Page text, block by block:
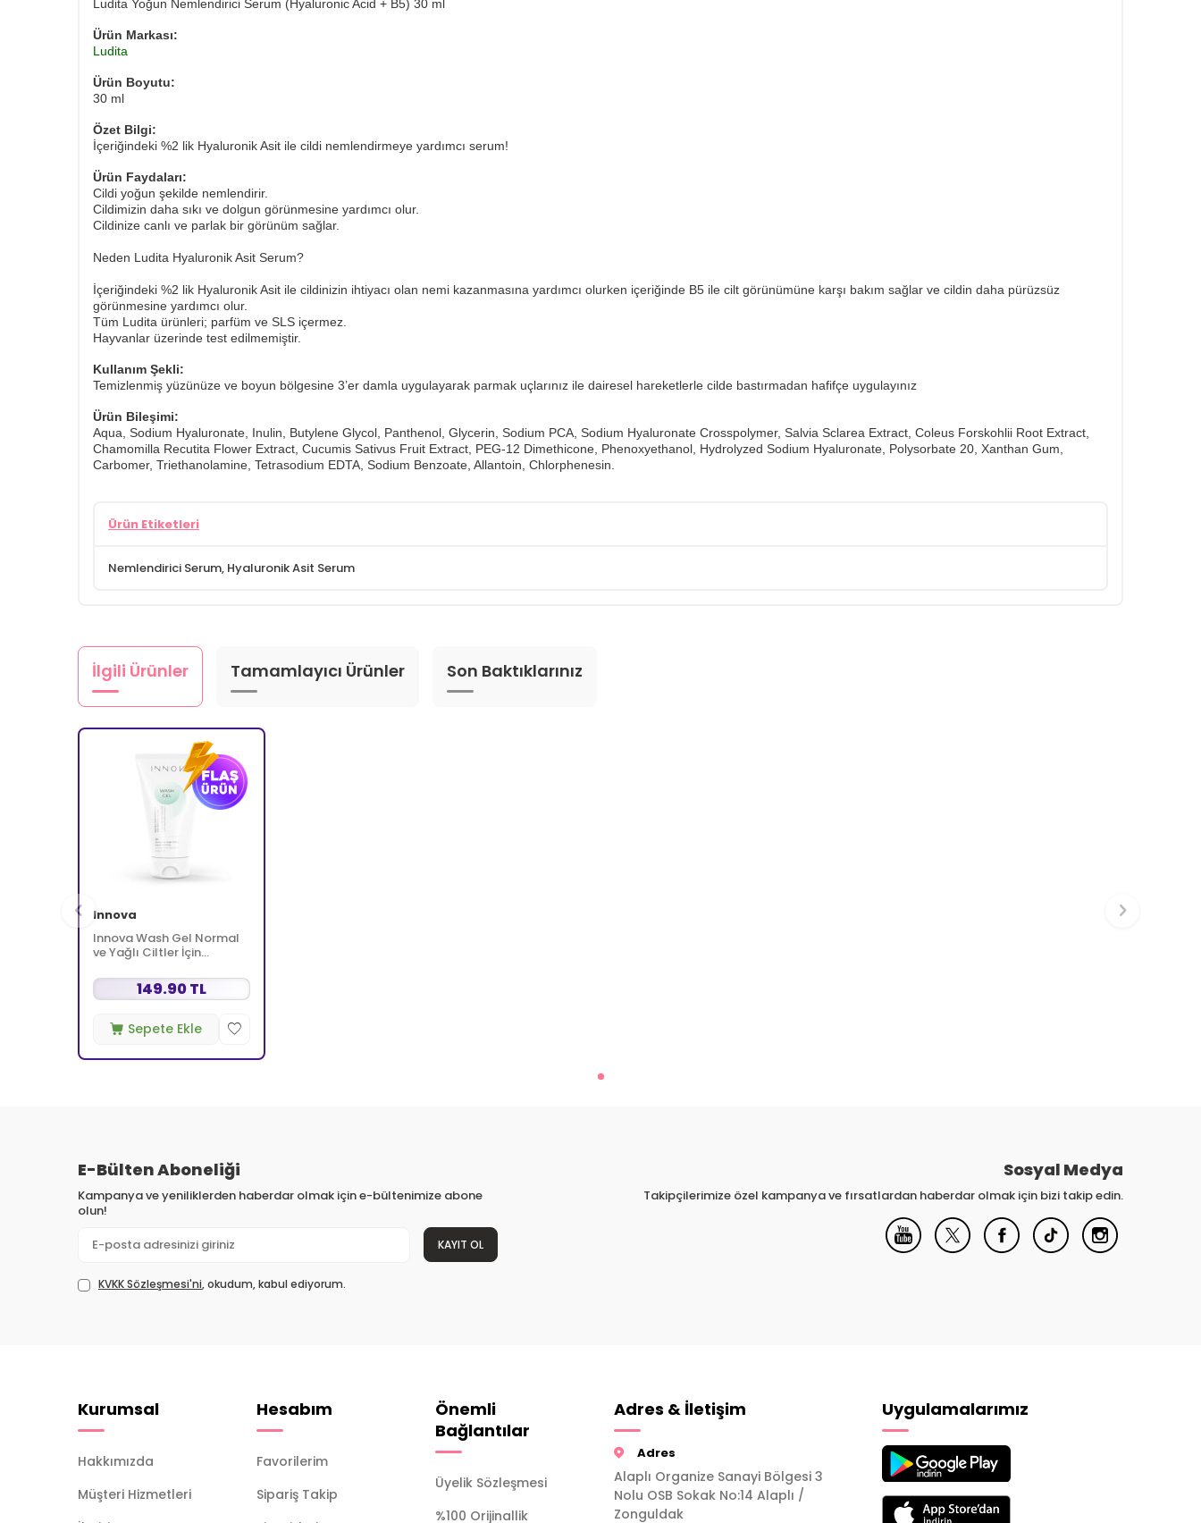
Ludita Yoğun Nemlendirici Serum (Hyaluronic Acid + B5) 30 ml
Ürün Markası:
Ludita
Ürün Boyutu:
30 ml
Özet Bilgi:
İçeriğindeki %2 lik Hyaluronik Asit ile cildi nemlendirmeye yardımcı serum!
Ürün Faydaları:
Cildi yoğun şekilde nemlendirir.
Cildimizin daha sıkı ve dolgun görünmesine yardımcı olur.
Cildinize canlı ve parlak bir görünüm sağlar.
Neden Ludita Hyaluronik Asit Serum?
İçeriğindeki %2 lik Hyaluronik Asit ile cildinizin ihtiyacı olan nemi kazanmasına yardımcı olurken içeriğinde B5 ile cilt görünümüne karşı bakım sağlar ve cildin daha pürüzsüz
görünmesine yardımcı olur.
Tüm Ludita ürünleri; parfüm ve SLS içermez.
​Hayvanlar üzerinde test edilmemiştir.
Kullanım Şekli:
Temizlenmiş yüzünüze ve boyun bölgesine 3’er damla uygulayarak parmak uçlarınız ile dairesel hareketlerle cilde bastırmadan hafifçe uygulayınız
Ürün Bileşimi:
Aqua, Sodium Hyaluronate, Inulin, Butylene Glycol, Panthenol, Glycerin, Sodium PCA, Sodium Hyaluronate Crosspolymer, Salvia Sclarea Extract, Coleus Forskohlii Root Extract,
Chamomilla Recutita Flower Extract, Cucumis Sativus Fruit Extract, PEG-12 Dimethicone, Phenoxyethanol, Hydrolyzed Sodium Hyaluronate, Polysorbate 20, Xanthan Gum,
Carbomer, Triethanolamine, Tetrasodium EDTA, Sodium Benzoate, Allantoin, Chlorphenesin.
Ürün Etiketleri
Nemlendirici Serum, Hyaluronik Asit Serum
İlgili Ürünler Tamamlayıcı Ürünler Son Baktıklarınız
Innova
Innova Wash Gel Normal
ve Yağlı Ciltler İçin
150 ml 149.90 TL
Sepete Ekle
E-Bülten Aboneliği
Kampanya ve yeniliklerden haberdar olmak için e-bültenimize abone
olun!
KAYIT OL
KVKK Sözleşmesi'ni, okudum, kabul ediyorum.
Sosyal Medya
Takipçilerimize özel kampanya ve fırsatlardan haberdar olmak için bizi takip edin.
Kurumsal
Hakkımızda
Müşteri Hizmetleri
Hesabım
Favorilerim
Sipariş Takip
Önemli
Bağlantılar
Üyelik Sözleşmesi
%100 Orijinallik
Adres & İletişim
Adres
Alaplı Organize Sanayi Bölgesi 3
Nolu OSB Sokak No:14 Alaplı /
Zonguldak
Uygulamalarımız